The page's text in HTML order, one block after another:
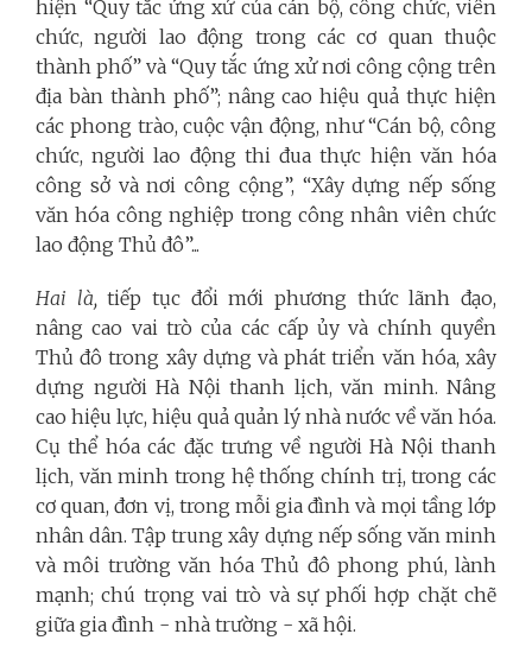
hiện “Quy tắc ứng xử của cán bộ, công chức, viên
chức, người lao động trong các cơ quan thuộc
thành phố” và “Quy tắc ứng xử nơi công cộng trên
địa bàn thành phố”; nâng cao hiệu quả thực hiện
các phong trào, cuộc vận động, như “Cán bộ, công
chức, người lao động thi đua thực hiện văn hóa
công sở và nơi công cộng”, “Xây dựng nếp sống
văn hóa công nghiệp trong công nhân viên chức
lao động Thủ đô”...
Hai là,tiếp tục đổi mới phương thức lãnh đạo,
nâng cao vai trò của các cấp ủy và chính quyền
Thủ đô trong xây dựng và phát triển văn hóa, xây
dựng người Hà Nội thanh lịch, văn minh. Nâng
cao hiệu lực, hiệu quả quản lý nhà nước về văn hóa.
Cụ thể hóa các đặc trưng về người Hà Nội thanh
lịch, văn minh trong hệ thống chính trị, trong các
cơ quan, đơn vị, trong mỗi gia đình và mọi tầng lớp
nhân dân. Tập trung xây dựng nếp sống văn minh
và môi trường văn hóa Thủ đô phong phú, lành
mạnh; chú trọng vai trò và sự phối hợp chặt chẽ
giữa gia đình - nhà trường - xã hội.